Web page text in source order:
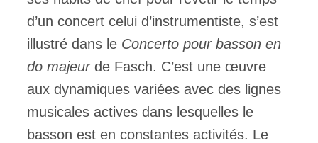
d’un concert celui d’instrumentiste, s’est
illustré dans le Concerto pour basson en
do majeurde Fasch. C’est une œuvre
aux dynamiques variées avec des lignes
musicales actives dans lesquelles le
basson est en constantes activités. Le